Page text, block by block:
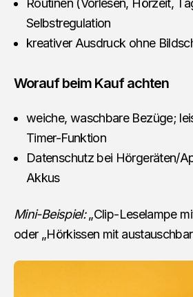
Routinen (Vorlesen, Hörzeit,
Selbstregulation
kreativer Ausdruck ohne
Worauf beim Kauf achten
weiche, waschbare Bezüge;
Timer-Funktion
Datenschutz bei Hörgeräten/
Akkus
Mini-Beispiel:„Clip-Leselampe
oder „Hörkissen mit